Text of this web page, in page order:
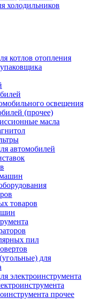
холодильников
котлов отопления
освещения
(прочее)
масла
автомобилей
товаров
пил
для
электроинструмента
прочее